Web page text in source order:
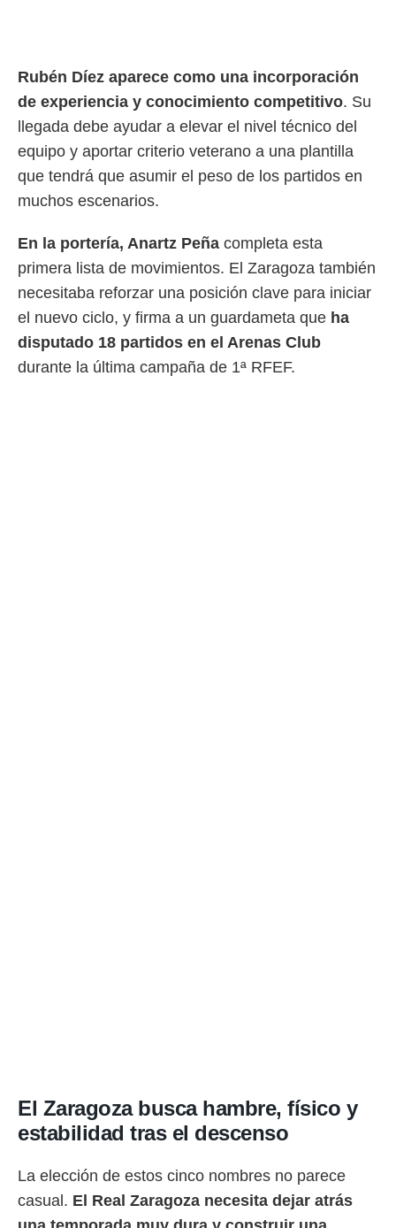
Rubén Díez aparece como una incorporación
de experiencia y conocimiento competitivo. Su
llegada debe ayudar a elevar el nivel técnico del
equipo y aportar criterio veterano a una plantilla
que tendrá que asumir el peso de los partidos en
muchos escenarios.
En la portería, Anartz Peña completa esta
primera lista de movimientos. El Zaragoza también
necesitaba reforzar una posición clave para iniciar
el nuevo ciclo, y firma a un guardameta que ha
disputado 18 partidos en el Arenas Club
durante la última campaña de 1ª RFEF.
El Zaragoza busca hambre, físico y
estabilidad tras el descenso
La elección de estos cinco nombres no parece
casual. El Real Zaragoza necesita dejar atrás